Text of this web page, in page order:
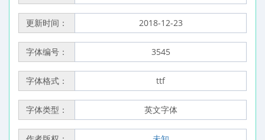
更新时间： 2018-12-23
字体编号： 3545
字体格式： ttf
字体类型： 英文字体